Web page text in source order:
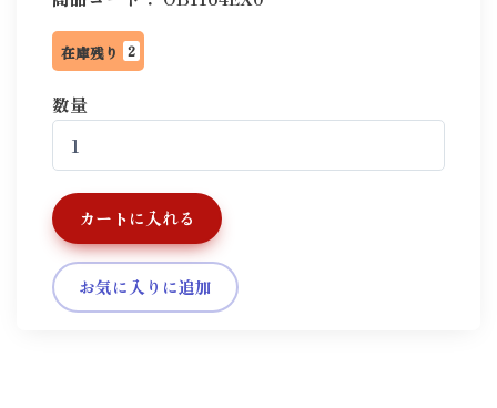
在庫残り 2
数量
カートに入れる
お気に入りに追加